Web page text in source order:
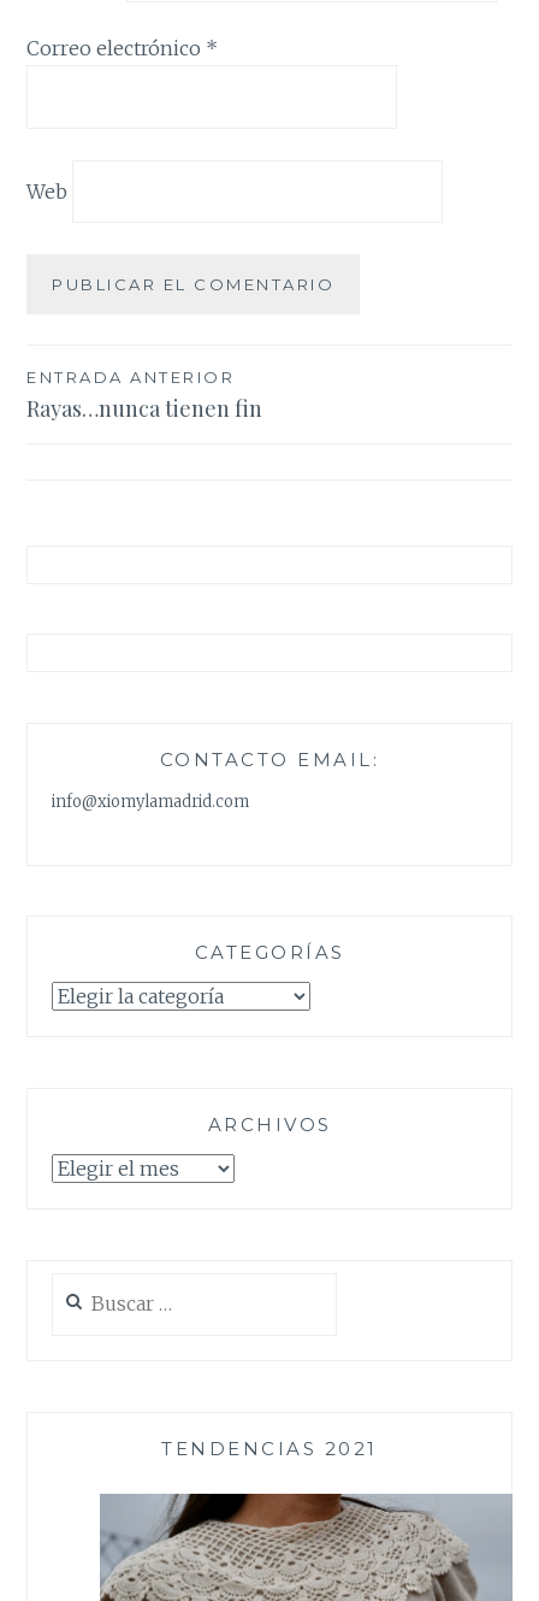
Correo electrónico *
Web
Navegación
de
ENTRADA ANTERIOR
Rayas…nunca tienen fin
CONTACTO EMAIL:
info@xiomylamadrid.com
CATEGORÍAS
Categorías
ARCHIVOS
Archivos
TENDENCIAS 2021